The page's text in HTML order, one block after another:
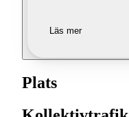
Läs mer
Plats